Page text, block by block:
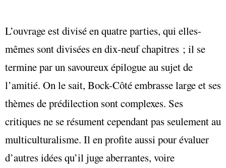
L’ouvrage est divisé en quatre parties, qui elles-
mêmes sont divisées en dix-neuf chapitres ; il se
termine par un savoureux épilogue au sujet de
l’amitié. On le sait, Bock-Côté embrasse large et ses
thèmes de prédilection sont complexes. Ses
critiques ne se résument cependant pas seulement au
multiculturalisme. Il en profite aussi pour évaluer
d’autres idées qu’il juge aberrantes, voire